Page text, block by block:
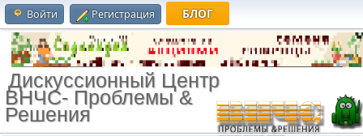
Войти Регистрация БЛОГ
Дискуссионный Центр
ВНЧС- Проблемы &
Решения